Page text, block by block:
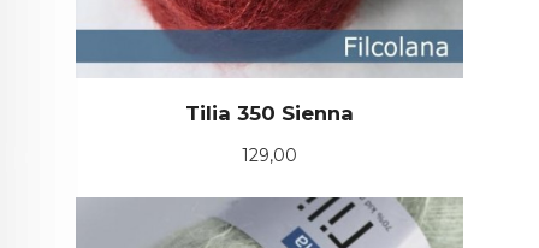
Tilia 350 Sienna
Pris
129,00